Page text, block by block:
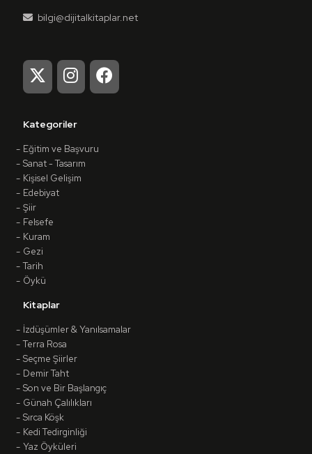
bilgi@dijitalkitaplar.net
Kategoriler
Eğitim ve Başvuru
Sanat - Tasarım
Kişisel Gelişim
Edebiyat
Şiir
Felsefe
Kuram
Gezi
Tarih
Öykü
Kitaplar
İzdüşümler & Yanılsamalar
Terra Rosa
Seçme Şiirler
Demir Taht
Son ve Bir Başlangıç
Günah Çalılıkları
Sırca Köşk
Kedi Tedirginliği
Yaz Öyküleri